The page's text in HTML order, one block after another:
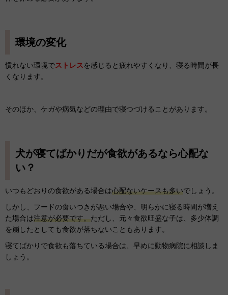
環境の変化
慣れない環境でストレスを感じると疲れやすくなり、寝る時間が長
くなります。
そのほか、ケガや病気などの理由で寝つづけることがあります。
犬が寝てばかりだが食欲があるなら心配な
い？
いつもどおりの食欲がある場合は心配ないケースも多いでしょう。
しかし、フードの食いつきが悪い場合や、明らかに寝る時間が増え
た場合は注意が必要です。ただし、元々食欲旺盛な子は、多少体調
を崩したとしても食欲が落ちないこともあります。
寝てばかりで食欲も落ちている場合は、早めに動物病院に相談しま
しょう。